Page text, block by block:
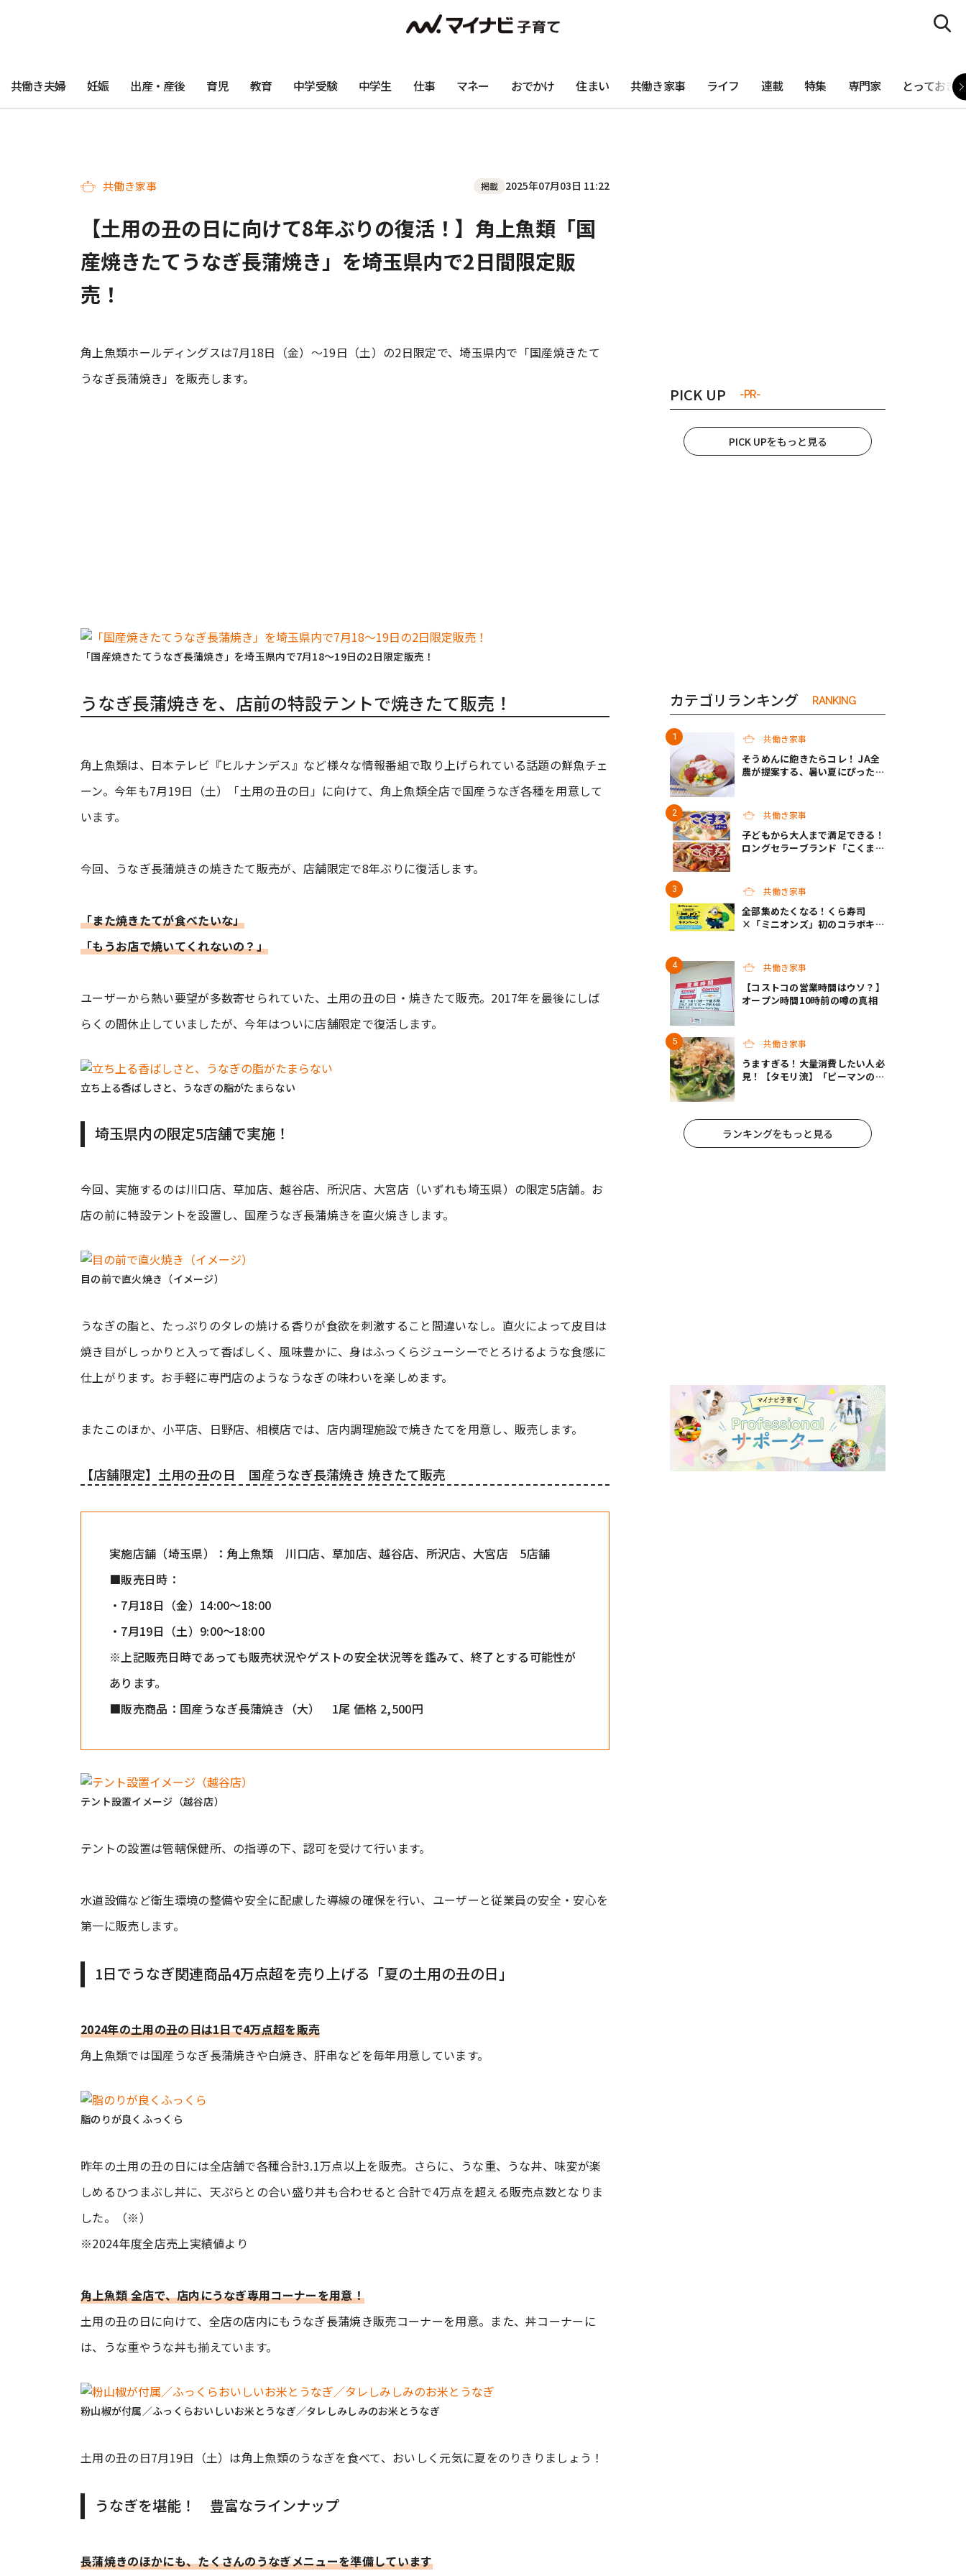
共働き夫婦 妊娠 出産・産後 育児 教育 中学受験 中学生 仕事 マネー おでかけ 住まい 共働き家事 ライフ 連載 特集 専門家 とっておき
共働き家事 掲載 2025年07月03日 11:22
【土用の丑の日に向けて8年ぶりの復活！】角上魚類「国
産焼きたてうなぎ長蒲焼き」を埼玉県内で2日間限定販
売！
角上魚類ホールディングスは7月18日（金）〜19日（土）の2日限定で、埼玉県内で「国産焼きたて
うなぎ長蒲焼き」を販売します。
「国産焼きたてうなぎ長蒲焼き」を埼玉県内で7月18〜19日の2日限定販売！
うなぎ長蒲焼きを、店前の特設テントで焼きたて販売！
角上魚類は、日本テレビ『ヒルナンデス』など様々な情報番組で取り上げられている話題の鮮魚チェ
ーン。今年も7月19日（土）「土用の丑の日」に向けて、角上魚類全店で国産うなぎ各種を用意して
います。
今回、うなぎ長蒲焼きの焼きたて販売が、店舗限定で8年ぶりに復活します。
「また焼きたてが食べたいな」
「もうお店で焼いてくれないの？」
ユーザーから熱い要望が多数寄せられていた、土用の丑の日・焼きたて販売。2017年を最後にしば
らくの間休止していましたが、今年はついに店舗限定で復活します。
立ち上る香ばしさと、うなぎの脂がたまらない
埼玉県内の限定5店舗で実施！
今回、実施するのは川口店、草加店、越谷店、所沢店、大宮店（いずれも埼玉県）の限定5店舗。お
店の前に特設テントを設置し、国産うなぎ長蒲焼きを直火焼きします。
目の前で直火焼き（イメージ）
うなぎの脂と、たっぷりのタレの焼ける香りが食欲を刺激すること間違いなし。直火によって皮目は
焼き目がしっかりと入って香ばしく、風味豊かに、身はふっくらジューシーでとろけるような食感に
仕上がります。お手軽に専門店のようなうなぎの味わいを楽しめます。
またこのほか、小平店、日野店、相模店では、店内調理施設で焼きたてを用意し、販売します。
【店舗限定】土用の丑の日 国産うなぎ長蒲焼き 焼きたて販売
実施店舗（埼玉県）：角上魚類 川口店、草加店、越谷店、所沢店、大宮店 5店舗
■販売日時：
・7月18日（金）14:00〜18:00
・7月19日（土）9:00〜18:00
※上記販売日時であっても販売状況やゲストの安全状況等を鑑みて、終了とする可能性が
あります。
■販売商品：国産うなぎ長蒲焼き（大） 1尾 価格 2,500円
テント設置イメージ（越谷店）
テントの設置は管轄保健所、の指導の下、認可を受けて行います。
水道設備など衛生環境の整備や安全に配慮した導線の確保を行い、ユーザーと従業員の安全・安心を
第一に販売します。
1日でうなぎ関連商品4万点超を売り上げる「夏の土用の丑の日」
2024年の土用の丑の日は1日で4万点超を販売
角上魚類では国産うなぎ長蒲焼きや白焼き、肝串などを毎年用意しています。
脂のりが良くふっくら
昨年の土用の丑の日には全店舗で各種合計3.1万点以上を販売。さらに、うな重、うな丼、味変が楽
しめるひつまぶし丼に、天ぷらとの合い盛り丼も合わせると合計で4万点を超える販売点数となりま
した。（※）
※2024年度全店売上実績値より
角上魚類 全店で、店内にうなぎ専用コーナーを用意！
土用の丑の日に向けて、全店の店内にもうなぎ長蒲焼き販売コーナーを用意。また、丼コーナーに
は、うな重やうな丼も揃えています。
粉山椒が付属／ふっくらおいしいお米とうなぎ／タレしみしみのお米とうなぎ
土用の丑の日7月19日（土）は角上魚類のうなぎを食べて、おいしく元気に夏をのりきりましょう！
うなぎを堪能！ 豊富なラインナップ
長蒲焼きのほかにも、たくさんのうなぎメニューを準備しています
PICK UP -PR-
PICK UPをもっと見る
カテゴリランキング RANKING
共働き家事
そうめんに飽きたらコレ！ JA全
農が提案する、暑い夏にぴったり
選
共働き家事
子どもから大人まで満足できる！
ロングセラーブランド「こくま
が新発売共働き家事
全部集めたくなる！くら寿司
×「ミニオンズ」初のコラボキャ
共働き家事
【コストコの営業時間はウソ？】
オープン時間10時前の噂の真相
共働き家事
うますぎる！大量消費したい人必
見！【タモリ流】「ピーマンの焼
ランキングをもっと見る